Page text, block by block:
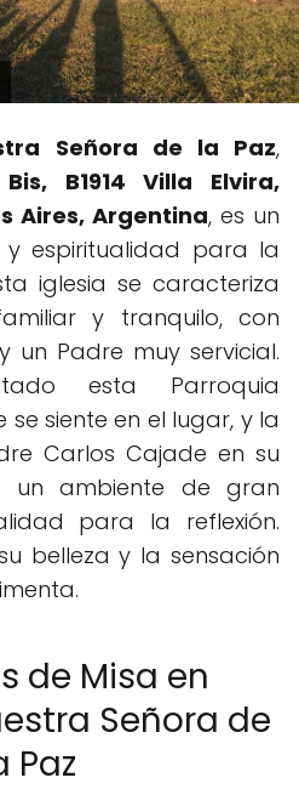
Señora de la Paz,
B1914 Villa Elvira,
Aires, Argentina, es un
espiritualidad para la
iglesia se caracteriza
y tranquilo, con
un Padre muy servicial.
esta Parroquia
siente en el lugar, y la
Carlos Cajade en su
un ambiente de gran
para la reflexión.
belleza y la sensación
de Misa en
Señora de
Paz